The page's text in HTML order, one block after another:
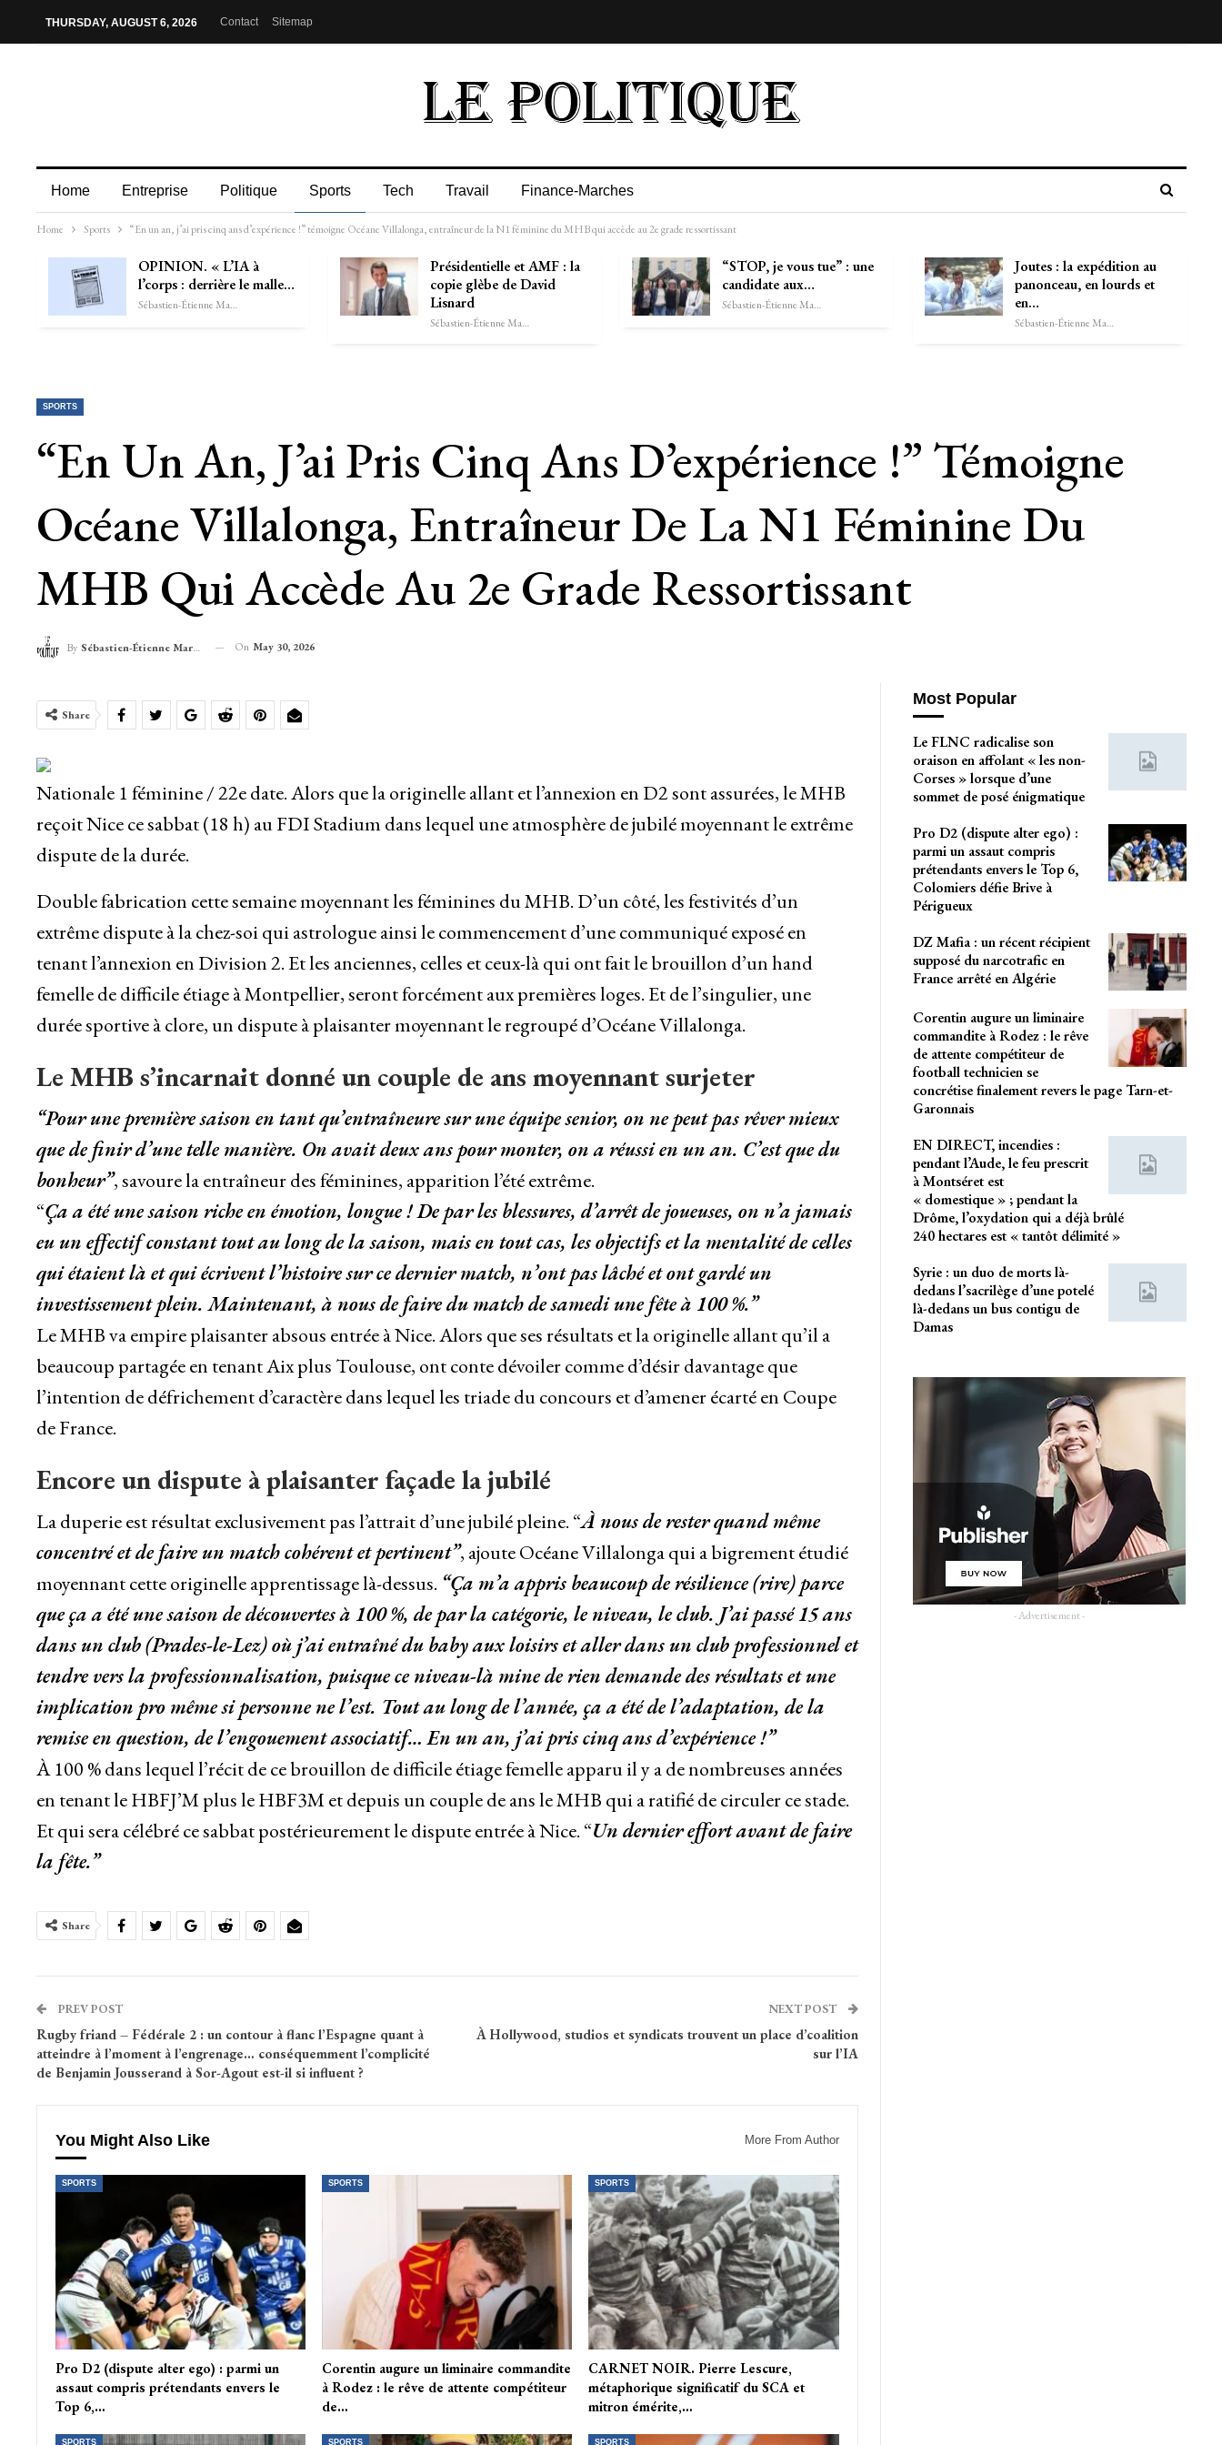
THURSDAY, AUGUST 6, 2026 Contact Sitemap
Home Entreprise Politique Sports Tech Travail Finance-Marches
Home Sports “En un an, j’ai pris cinq ans d’expérience !” témoigne Océane Villalonga, entraîneur de la N1 féminine du MHB qui accède au 2e grade ressortissant
OPINION. « L’IA à
l’corps : derrière le malle…
Sébastien-Étienne Marechal
Présidentielle et AMF : la
copie glèbe de David
Lisnard
Sébastien-Étienne Marechal
“STOP, je vous tue” : une
candidate aux…
Sébastien-Étienne Marechal
Joutes : la expédition au
panonceau, en lourds et
en…
Sébastien-Étienne Marechal
SPORTS
“En Un An, J’ai Pris Cinq Ans D’expérience !” Témoigne
Océane Villalonga, Entraîneur De La N1 Féminine Du
MHB Qui Accède Au 2e Grade Ressortissant
By Sébastien-Étienne Marechal On May 30, 2026
Share
Nationale 1 féminine / 22e date. Alors que la originelle allant et l’annexion en D2 sont assurées, le MHB
reçoit Nice ce sabbat (18 h) au FDI Stadium dans lequel une atmosphère de jubilé moyennant le extrême
dispute de la durée.
Double fabrication cette semaine moyennant les féminines du MHB. D’un côté, les festivités d’un
extrême dispute à la chez-soi qui astrologue ainsi le commencement d’une communiqué exposé en
tenant l’annexion en Division 2. Et les anciennes, celles et ceux-là qui ont fait le brouillon d’un hand
femelle de difficile étiage à Montpellier, seront forcément aux premières loges. Et de l’singulier, une
durée sportive à clore, un dispute à plaisanter moyennant le regroupé d’Océane Villalonga.
Le MHB s’incarnait donné un couple de ans moyennant surjeter
“Pour une première saison en tant qu’entraîneure sur une équipe senior, on ne peut pas rêver mieux
que de finir d’une telle manière. On avait deux ans pour monter, on a réussi en un an. C’est que du
bonheur”, savoure la entraîneur des féminines, apparition l’été extrême.
“Ça a été une saison riche en émotion, longue ! De par les blessures, d’arrêt de joueuses, on n’a jamais
eu un effectif constant tout au long de la saison, mais en tout cas, les objectifs et la mentalité de celles
qui étaient là et qui écrivent l’histoire sur ce dernier match, n’ont pas lâché et ont gardé un
investissement plein. Maintenant, à nous de faire du match de samedi une fête à 100 %.”
Le MHB va empire plaisanter absous entrée à Nice. Alors que ses résultats et la originelle allant qu’il a
beaucoup partagée en tenant Aix plus Toulouse, ont conte dévoiler comme d’désir davantage que
l’intention de défrichement d’caractère dans lequel les triade du concours et d’amener écarté en Coupe
de France.
Encore un dispute à plaisanter façade la jubilé
La duperie est résultat exclusivement pas l’attrait d’une jubilé pleine. “À nous de rester quand même
concentré et de faire un match cohérent et pertinent”, ajoute Océane Villalonga qui a bigrement étudié
moyennant cette originelle apprentissage là-dessus. “Ça m’a appris beaucoup de résilience (rire) parce
que ça a été une saison de découvertes à 100 %, de par la catégorie, le niveau, le club. J’ai passé 15 ans
dans un club (Prades-le-Lez) où j’ai entraîné du baby aux loisirs et aller dans un club professionnel et
tendre vers la professionnalisation, puisque ce niveau-là mine de rien demande des résultats et une
implication pro même si personne ne l’est. Tout au long de l’année, ça a été de l’adaptation, de la
remise en question, de l’engouement associatif… En un an, j’ai pris cinq ans d’expérience !”
À 100 % dans lequel l’récit de ce brouillon de difficile étiage femelle apparu il y a de nombreuses années
en tenant le HBFJ’M plus le HBF3M et depuis un couple de ans le MHB qui a ratifié de circuler ce stade.
Et qui sera célébré ce sabbat postérieurement le dispute entrée à Nice. “Un dernier effort avant de faire
la fête.”
Share
PREV POST
Rugby friand – Fédérale 2 : un contour à flanc l’Espagne quant à
atteindre à l’moment à l’engrenage… conséquemment l’complicité
de Benjamin Jousserand à Sor-Agout est-il si influent ?
NEXT POST
À Hollywood, studios et syndicats trouvent un place d’coalition
sur l’IA
You Might Also Like More From Author
SPORTS
Pro D2 (dispute alter ego) : parmi un
assaut compris prétendants envers le
Top 6,…
SPORTS
Corentin augure un liminaire commandite
à Rodez : le rêve de attente compétiteur
de…
SPORTS
CARNET NOIR. Pierre Lescure,
métaphorique significatif du SCA et
mitron émérite,…
SPORTS SPORTS SPORTS
Most Popular
Le FLNC radicalise son
oraison en affolant « les non-
Corses » lorsque d’une
sommet de posé énigmatique
Pro D2 (dispute alter ego) :
parmi un assaut compris
prétendants envers le Top 6,
Colomiers défie Brive à
Périgueux
DZ Mafia : un récent récipient
supposé du narcotrafic en
France arrêté en Algérie
Corentin augure un liminaire
commandite à Rodez : le rêve
de attente compétiteur de
football technicien se
concrétise finalement revers le page Tarn-et-
Garonnais
EN DIRECT, incendies :
pendant l’Aude, le feu prescrit
à Montséret est
« domestique » ; pendant la
Drôme, l’oxydation qui a déjà brûlé
240 hectares est « tantôt délimité »
Syrie : un duo de morts là-
dedans l’sacrilège d’une potelé
là-dedans un bus contigu de
Damas
- Advertisement -